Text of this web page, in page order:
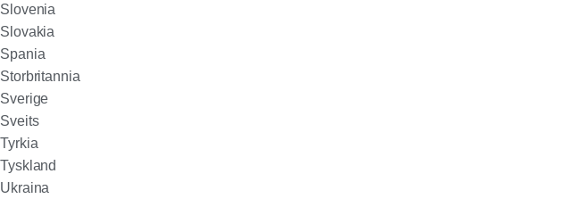
Slovenia
Slovakia
Spania
Storbritannia
Sverige
Sveits
Tyrkia
Tyskland
Ukraina